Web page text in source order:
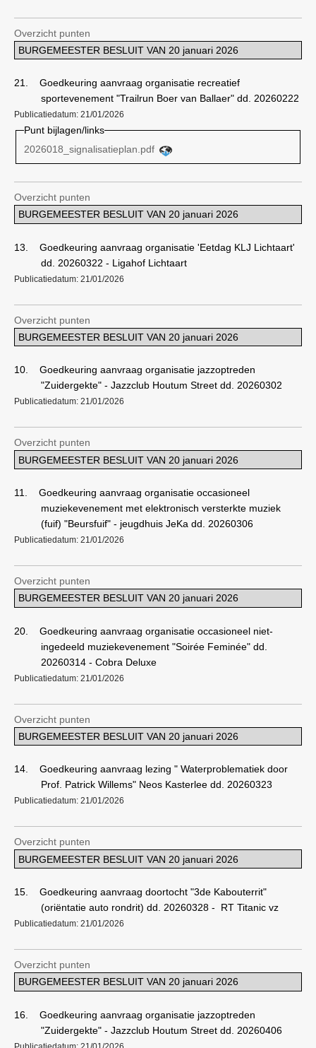
Overzicht punten
BURGEMEESTER BESLUIT VAN 20 januari 2026
21.
Goedkeuring aanvraag organisatie recreatief
sportevenement "Trailrun Boer van Ballaer" dd. 20260222
Publicatiedatum: 21/01/2026
Punt bijlagen/links
2026018_signalisatieplan.pdf
Overzicht punten
BURGEMEESTER BESLUIT VAN 20 januari 2026
13.
Goedkeuring aanvraag organisatie 'Eetdag KLJ Lichtaart'
dd. 20260322 - Ligahof Lichtaart
Publicatiedatum: 21/01/2026
Overzicht punten
BURGEMEESTER BESLUIT VAN 20 januari 2026
10.
Goedkeuring aanvraag organisatie jazzoptreden
"Zuidergekte" - Jazzclub Houtum Street dd. 20260302
Publicatiedatum: 21/01/2026
Overzicht punten
BURGEMEESTER BESLUIT VAN 20 januari 2026
11.
Goedkeuring aanvraag organisatie occasioneel
muziekevenement met elektronisch versterkte muziek
(fuif) "Beursfuif" - jeugdhuis JeKa dd. 20260306
Publicatiedatum: 21/01/2026
Overzicht punten
BURGEMEESTER BESLUIT VAN 20 januari 2026
20.
Goedkeuring aanvraag organisatie occasioneel niet-
ingedeeld muziekevenement "Soirée Feminée" dd.
20260314 - Cobra Deluxe
Publicatiedatum: 21/01/2026
Overzicht punten
BURGEMEESTER BESLUIT VAN 20 januari 2026
14.
Goedkeuring aanvraag lezing " Waterproblematiek door
Prof. Patrick Willems" Neos Kasterlee dd. 20260323
Publicatiedatum: 21/01/2026
Overzicht punten
BURGEMEESTER BESLUIT VAN 20 januari 2026
15.
Goedkeuring aanvraag doortocht "3de Kabouterrit"
(oriëntatie auto rondrit) dd. 20260328 -
RT Titanic vz
Publicatiedatum: 21/01/2026
Overzicht punten
BURGEMEESTER BESLUIT VAN 20 januari 2026
16.
Goedkeuring aanvraag organisatie jazzoptreden
"Zuidergekte" - Jazzclub Houtum Street dd. 20260406